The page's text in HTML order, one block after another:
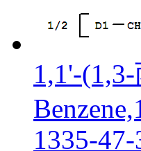
1,1'-
1335-47-